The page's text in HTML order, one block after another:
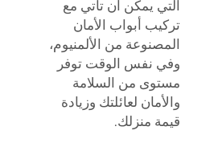
التي يمكن أن تأتي مع
تركيب أبواب الأمان
المصنوعة من الألمنيوم،
وفي نفس الوقت توفر
مستوى من السلامة
والأمان لعائلتك وزيادة
قيمة منزلك.